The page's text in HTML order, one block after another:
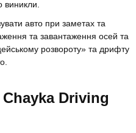
авто при заметах та
та завантаження осей та
розвороту» та дрифту
Driving